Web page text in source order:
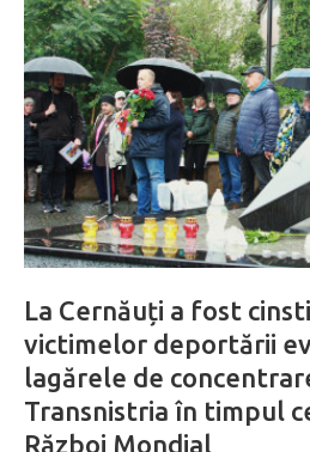
La Cernăuți a fost
victimelor deportării
lagărele de
Transnistria în timpul
Război Mondial